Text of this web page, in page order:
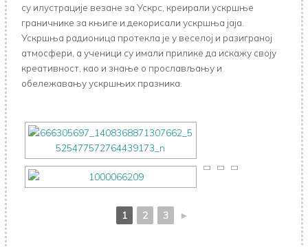
су илустрације везане за Ускрс, креирали ускршње
граничнике за књиге и декорисали ускршња јаја.
Ускршња радионица протекла је у веселој и разиграној
атмосфери, а ученици су имали прилике да искажу своју
креативност, као и знање о прослављању и
обележавању ускршњих празника.
1 2 3 ►